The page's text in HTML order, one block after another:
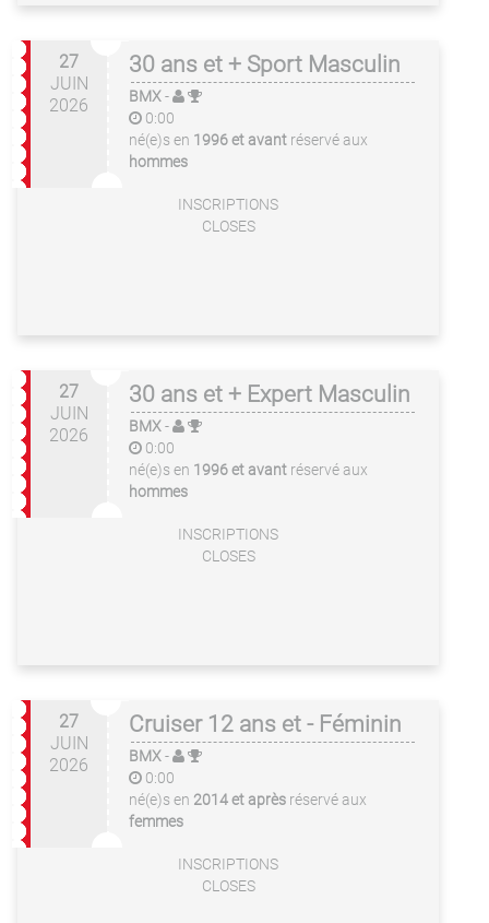
27
JUIN
2026
30 ans et + Sport Masculin
BMX-
0:00
né(e)s en 1996 et avant réservé aux
hommes
INSCRIPTIONS
CLOSES
27
JUIN
2026
30 ans et + Expert Masculin
BMX-
0:00
né(e)s en 1996 et avant réservé aux
hommes
INSCRIPTIONS
CLOSES
27
JUIN
2026
Cruiser 12 ans et - Féminin
BMX-
0:00
né(e)s en 2014 et après réservé aux
femmes
INSCRIPTIONS
CLOSES